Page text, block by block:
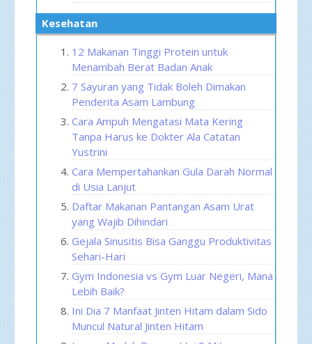
Kesehatan
12 Makanan Tinggi Protein untuk
Menambah Berat Badan Anak
7 Sayuran yang Tidak Boleh Dimakan
Penderita Asam Lambung
Cara Ampuh Mengatasi Mata Kering
Tanpa Harus ke Dokter Ala Catatan
Yustrini
Cara Mempertahankan Gula Darah Normal
di Usia Lanjut
Daftar Makanan Pantangan Asam Urat
yang Wajib Dihindari
Gejala Sinusitis Bisa Ganggu Produktivitas
Sehari-Hari
Gym Indonesia vs Gym Luar Negeri, Mana
Lebih Baik?
Ini Dia 7 Manfaat Jinten Hitam dalam Sido
Muncul Natural Jinten Hitam